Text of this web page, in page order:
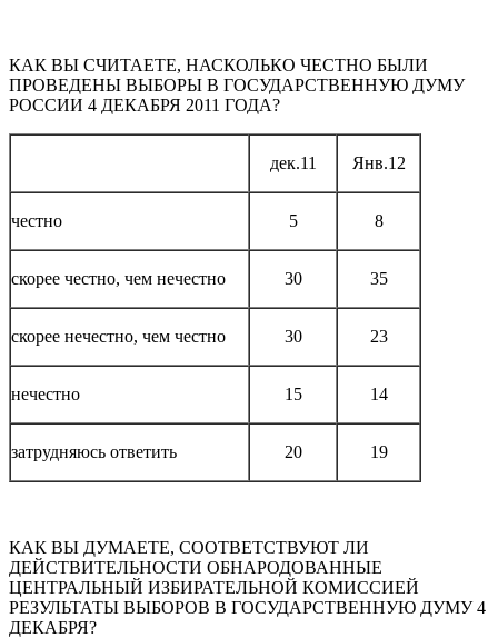
КАК ВЫ СЧИТАЕТЕ, НАСКОЛЬКО ЧЕСТНО БЫЛИ
ПРОВЕДЕНЫ ВЫБОРЫ В ГОСУДАРСТВЕННУЮ ДУМУ
РОССИИ 4 ДЕКАБРЯ 2011 ГОДА?
дек.11 Янв.12
честно 5 8
скорее честно, чем нечестно 30 35
скорее нечестно, чем честно 30 23
нечестно 15 14
затрудняюсь ответить 20 19
КАК ВЫ ДУМАЕТЕ, СООТВЕТСТВУЮТ ЛИ
ДЕЙСТВИТЕЛЬНОСТИ ОБНАРОДОВАННЫЕ
ЦЕНТРАЛЬНЫЙ ИЗБИРАТЕЛЬНОЙ КОМИССИЕЙ
РЕЗУЛЬТАТЫ ВЫБОРОВ В ГОСУДАРСТВЕННУЮ ДУМУ 4
ДЕКАБРЯ?